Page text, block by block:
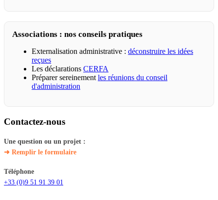
Associations : nos conseils pratiques
Externalisation administrative : déconstruire les idées
reçues
Les déclarations CERFA
Préparer sereinementles réunions du conseil
d'administration
Contactez-nous
Une question ou un projet :
➜ Remplir le formulaire
Téléphone
+33 (0)9 51 91 39 01